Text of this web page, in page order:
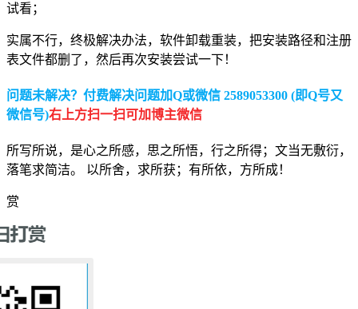
试看；
实属不行，终极解决办法，软件卸载重装，把安装路径和注册
表文件都删了，然后再次安装尝试一下！
问题未解决？付费解决问题加Q或微信 2589053300 (即Q号又
微信号)右上方扫一扫可加博主微信
所写所说，是心之所感，思之所悟，行之所得；文当无敷衍，
落笔求简洁。 以所舍，求所获；有所依，方所成！
赏